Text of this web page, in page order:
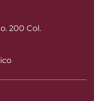
200 Col.